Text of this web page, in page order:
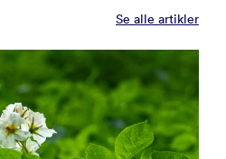
Se alle artikler